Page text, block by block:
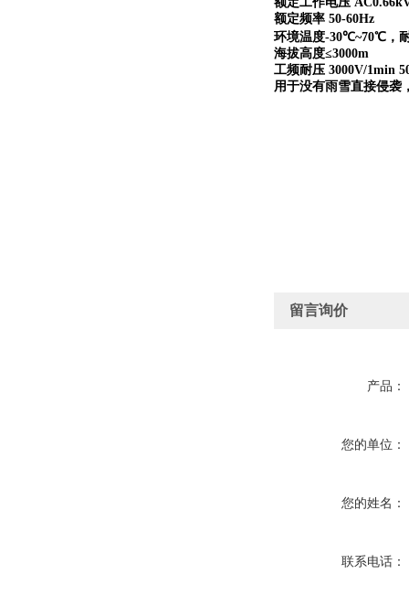
额定频率 50-60Hz
环境温度-30℃~70℃，
海拔高度≤3000m
工频耐压 3000V/1min
用于没有雨雪直接侵袭
留言询价
产品：
您的单位：
您的姓名：
联系电话：